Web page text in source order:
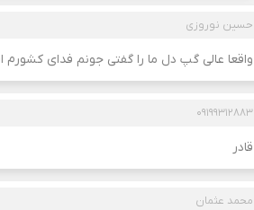
حسین نوروزی
واقعا عالی گپ دل ما را گفتی جونم فدای کشورم
۰۹۱۹۹۳۱۲۸۸۳
قادر
محمد عثمان